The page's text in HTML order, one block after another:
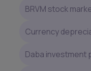
BRVM stock
Currency
Daba investment